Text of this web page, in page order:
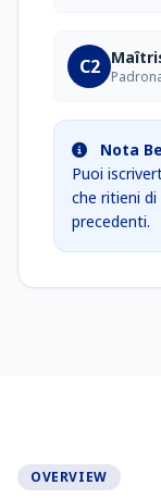
C2
Nota
Puoi
che ritieni
precedenti.
OVERVIEW